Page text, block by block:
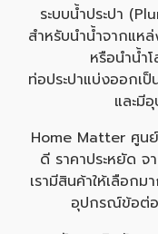
ระบบน้ำประปา
สำหรับนำน้ำจากแห
หรือนำน้ำ
ท่อประปาแบ่งออกเ
และมี
Home Matter ศูน
ดี ราคาประหยัด จ
เรามีสินค้าให้เลือก
อุปกรณ์ข้อต่